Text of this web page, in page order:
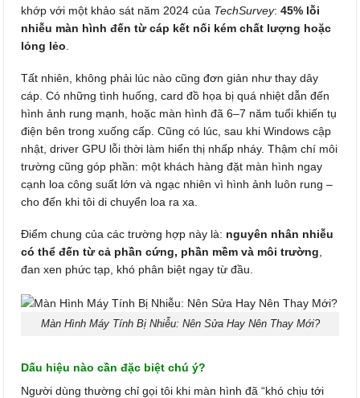
khớp với một khảo sát năm 2024 của TechSurvey: 45% lỗi
nhiễu màn hình đến từ cáp kết nối kém chất lượng hoặc
lỏng lẻo
Tất nhiên, không phải lúc nào cũng đơn giản như thay dây
cáp. Có những tình huống, card đồ họa bị quá nhiệt dẫn đến
hình ảnh rung mạnh, hoặc màn hình đã 6–7 năm tuổi khiến tụ
điện bên trong xuống cấp. Cũng có lúc, sau khi Windows cập
nhật, driver GPU lỗi thời làm hiển thị nhấp nháy. Thậm chí môi
trường cũng góp phần: một khách hàng đặt màn hình ngay
cạnh loa công suất lớn và ngạc nhiên vì hình ảnh luôn rung –
cho đến khi tôi di chuyển loa ra xa.
Điểm chung của các trường hợp này là: nguyên nhân nhiễu
có thể đến từ cả phần cứng, phần mềm và môi trường,
đan xen phức tạp, khó phân biệt ngay từ đầu.
Màn Hình Máy Tính Bị Nhiễu: Nên Sửa Hay Nên Thay Mới?
Dấu hiệu nào cần đặc biệt chú ý?
Người dùng thường chỉ gọi tôi khi màn hình đã “khó chịu tới